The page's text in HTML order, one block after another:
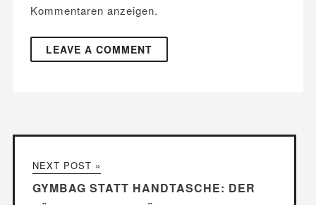
Kommentaren anzeigen.
NEXT POST »
GYMBAG STATT HANDTASCHE: DER